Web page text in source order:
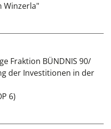
Winzerla"
Fraktion BÜNDNIS 90/
der Investitionen in der
6)